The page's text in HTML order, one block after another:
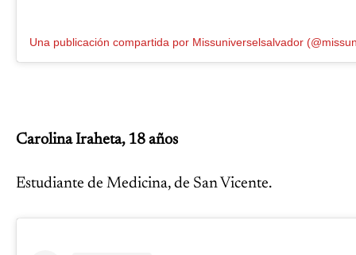
Carolina Iraheta, 18 años
Estudiante de Medicina, de San Vicente.